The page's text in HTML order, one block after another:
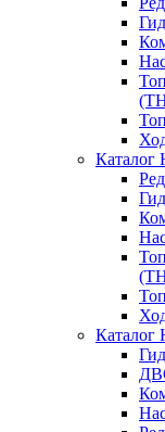
Каталог
Каталог